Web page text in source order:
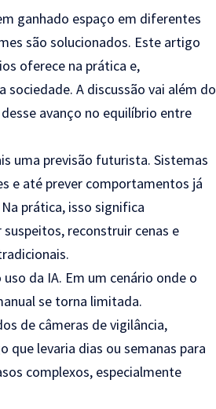
ganhado espaço em diferentes
são solucionados. Este artigo
oferece na prática e,
sociedade. A discussão vai além do
avanço no equilíbrio entre
uma previsão futurista. Sistemas
e até prever comportamentos já
prática, isso significa
reconstruir cenas e
da IA. Em um cenário onde o
se torna limitada.
de câmeras de vigilância,
levaria dias ou semanas para
complexos, especialmente